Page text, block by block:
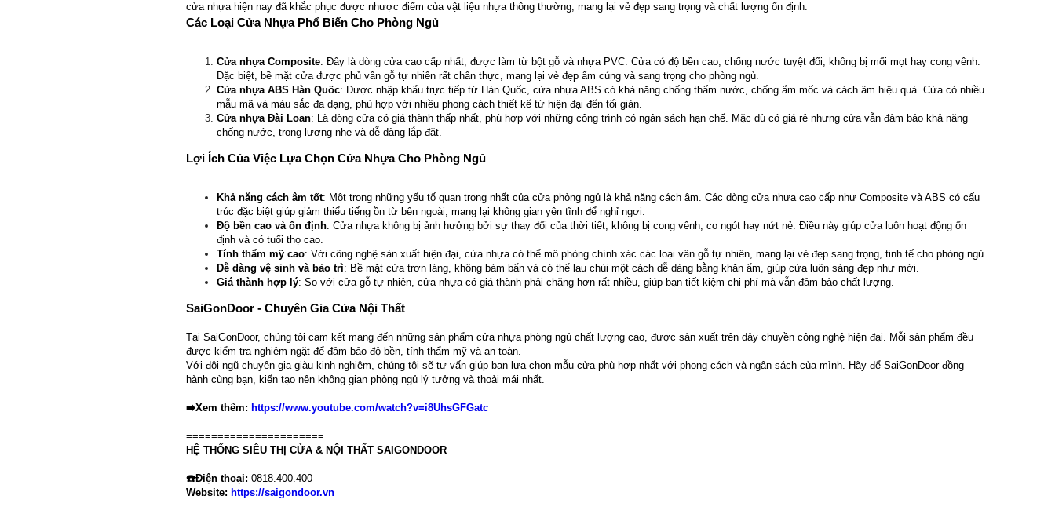
cửa nhựa hiện nay đã khắc phục được nhược điểm của vật liệu nhựa thông thường, mang lại vẻ đẹp sang trọng và chất lượng ổn định.
Các Loại Cửa Nhựa Phổ Biến Cho Phòng Ngủ
Cửa nhựa Composite: Đây là dòng cửa cao cấp nhất, được làm từ bột gỗ và nhựa PVC. Cửa có độ bền cao, chống nước tuyệt đối, không bị mối mọt hay cong vênh.
Đặc biệt, bề mặt cửa được phủ vân gỗ tự nhiên rất chân thực, mang lại vẻ đẹp ấm cúng và sang trọng cho phòng ngủ.
Cửa nhựa ABS Hàn Quốc: Được nhập khẩu trực tiếp từ Hàn Quốc, cửa nhựa ABS có khả năng chống thấm nước, chống ẩm mốc và cách âm hiệu quả. Cửa có nhiều
mẫu mã và màu sắc đa dạng, phù hợp với nhiều phong cách thiết kế từ hiện đại đến tối giản.
Cửa nhựa Đài Loan: Là dòng cửa có giá thành thấp nhất, phù hợp với những công trình có ngân sách hạn chế. Mặc dù có giá rẻ nhưng cửa vẫn đảm bảo khả năng
chống nước, trọng lượng nhẹ và dễ dàng lắp đặt.
Lợi Ích Của Việc Lựa Chọn Cửa Nhựa Cho Phòng Ngủ
Khả năng cách âm tốt: Một trong những yếu tố quan trọng nhất của cửa phòng ngủ là khả năng cách âm. Các dòng cửa nhựa cao cấp như Composite và ABS có cấu
trúc đặc biệt giúp giảm thiểu tiếng ồn từ bên ngoài, mang lại không gian yên tĩnh để nghỉ ngơi.
Độ bền cao và ổn định: Cửa nhựa không bị ảnh hưởng bởi sự thay đổi của thời tiết, không bị cong vênh, co ngót hay nứt nẻ. Điều này giúp cửa luôn hoạt động ổn
định và có tuổi thọ cao.
Tính thẩm mỹ cao: Với công nghệ sản xuất hiện đại, cửa nhựa có thể mô phỏng chính xác các loại vân gỗ tự nhiên, mang lại vẻ đẹp sang trọng, tinh tế cho phòng ngủ.
Dễ dàng vệ sinh và bảo trì: Bề mặt cửa trơn láng, không bám bẩn và có thể lau chùi một cách dễ dàng bằng khăn ẩm, giúp cửa luôn sáng đẹp như mới.
Giá thành hợp lý: So với cửa gỗ tự nhiên, cửa nhựa có giá thành phải chăng hơn rất nhiều, giúp bạn tiết kiệm chi phí mà vẫn đảm bảo chất lượng.
SaiGonDoor - Chuyên Gia Cửa Nội Thất
Tại SaiGonDoor, chúng tôi cam kết mang đến những sản phẩm cửa nhựa phòng ngủ chất lượng cao, được sản xuất trên dây chuyền công nghệ hiện đại. Mỗi sản phẩm đều
được kiểm tra nghiêm ngặt để đảm bảo độ bền, tính thẩm mỹ và an toàn.
Với đội ngũ chuyên gia giàu kinh nghiệm, chúng tôi sẽ tư vấn giúp bạn lựa chọn mẫu cửa phù hợp nhất với phong cách và ngân sách của mình. Hãy để SaiGonDoor đồng
hành cùng bạn, kiến tạo nên không gian phòng ngủ lý tưởng và thoải mái nhất.
➡️Xem thêm: https://www.youtube.com/watch?v=i8UhsGFGatc
======================
HỆ THỐNG SIÊU THỊ CỬA & NỘI THẤT SAIGONDOOR
☎️Điện thoại: 0818.400.400
Website: https://saigondoor.vn